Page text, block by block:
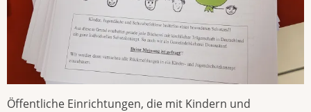
Öffentliche Einrichtungen, die mit Kindern und